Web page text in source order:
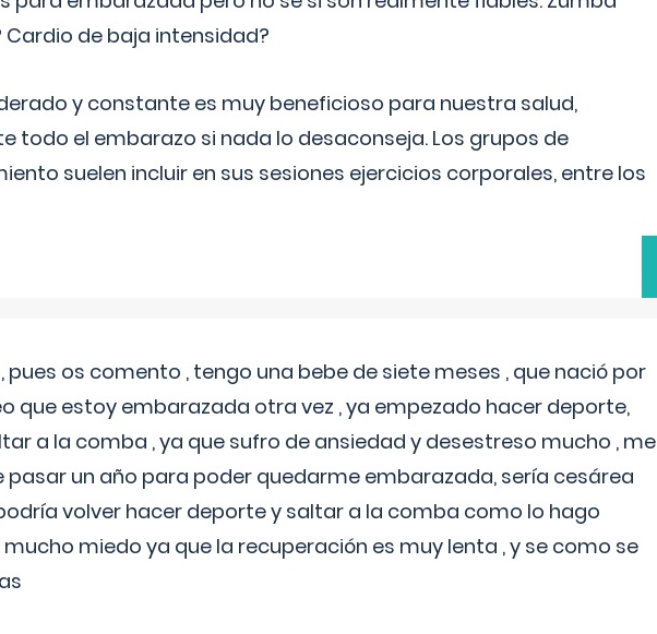
de baja intensidad?
y constante es muy beneficioso para nuestra salud,
todo el embarazo si nada lo desaconseja. Los grupos de
suelen incluir en sus sesiones ejercicios corporales, entre los
pues os comento , tengo una bebe de siete meses , que nació por
que estoy embarazada otra vez , ya empezado hacer deporte,
a la comba , ya que sufro de ansiedad y desestreso mucho , me
pasar un año para poder quedarme embarazada, sería cesárea
volver hacer deporte y saltar a la comba como lo hago
miedo ya que la recuperación es muy lenta , y se como se